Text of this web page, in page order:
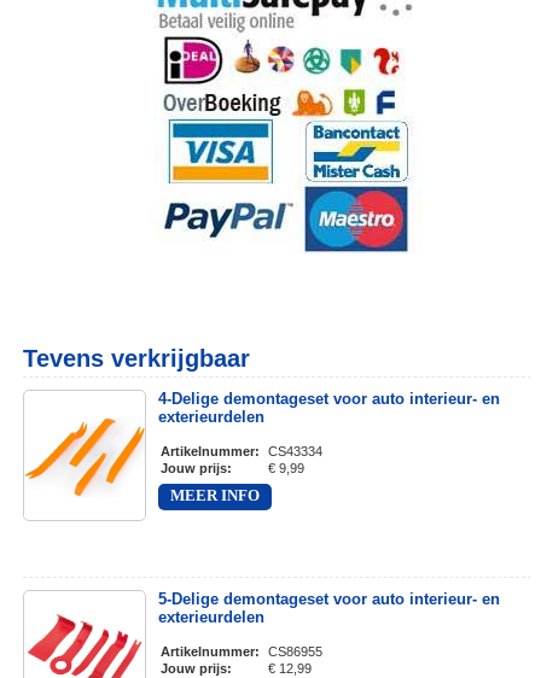
Tevens verkrijgbaar
4-Delige demontageset voor auto interieur- en
exterieurdelen
Artikelnummer:
CS43334
Jouw prijs: € 9,99
MEER INFO
5-Delige demontageset voor auto interieur- en
exterieurdelen
Artikelnummer:
CS86955
Jouw prijs: € 12,99